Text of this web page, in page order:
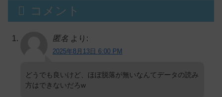
コメント
匿名 より:
2025年8月13日 6:00 PM
どうでも良いけど、ほぼ脱落が無いなんてデータの読み
方はできないだろw